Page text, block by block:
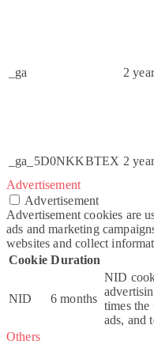
_ga 2
_ga_5D0NKKBTEX 2
Advertisement
Advertisement
Advertisement cookies are
ads and marketing
websites and collect
Cookie Duration
NID 6 months
NID
times the
ads, and
Others